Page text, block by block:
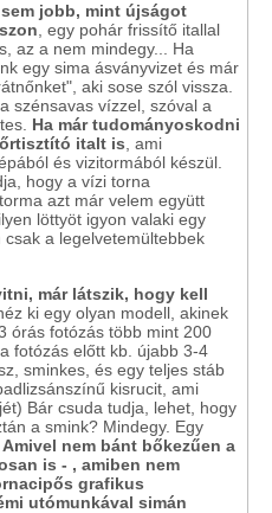
jobb, mint újságot
, egy pohár frissítő itallal
az a nem mindegy... Ha
egy sima ásványvizet és már
aki sose szól vissza.
szénsavas vízzel, szóval a
Ha már tudományoskodni
italt is , ami
és vizitormából készül.
hogy a vízi torna
azt már velem együtt
löttyöt igyon valaki egy
a legelvetemültebbek
már látszik, hogy kell
ki egy olyan modell, akinek
órás fotózás több mint 200
fotózás előtt kb. újabb 3-4
sminkes, és egy teljes stáb
kisrucit, ami
Bár csuda tudja, lehet, hogy
a smink? Mindegy. Egy
Amivel nem bánt bőkezűen a
is - , amiben nem
grafikus
utómunkával simán